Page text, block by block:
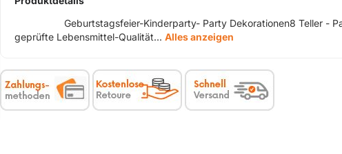
Geburtstagsfeier-Kinderparty- Party Dekorationen8 Teller -
geprüfte Lebensmittel-Qualität... Alles anzeigen